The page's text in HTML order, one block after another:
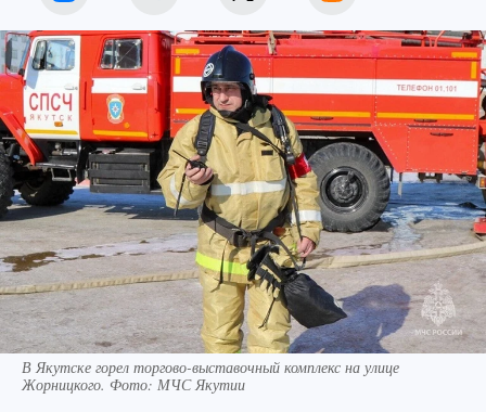
В Якутске горел торгово-выставочный комплекс на улице
Жорницкого. Фото: МЧС Якутии